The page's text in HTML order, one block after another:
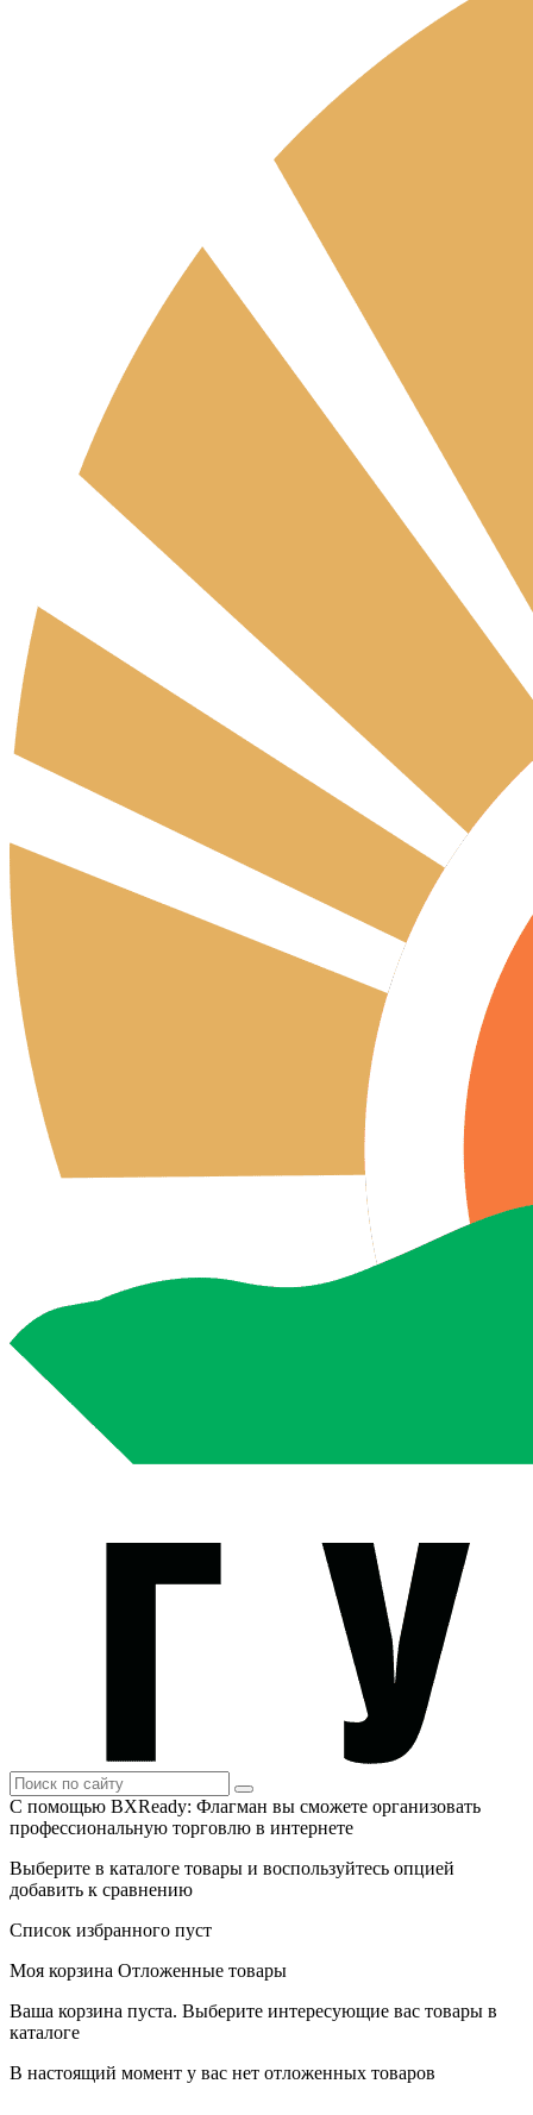
С помощью BXReady: Флагман вы сможете организовать
профессиональную торговлю в интернете
Выберите в каталоге товары и воспользуйтесь опцией
добавить к сравнению
Список избранного пуст
Моя корзина Отложенные товары
Ваша корзина пуста. Выберите интересующие вас товары в
каталоге
В настоящий момент у вас нет отложенных товаров